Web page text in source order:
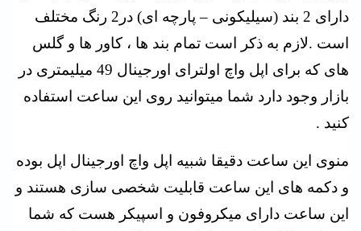
دارای 2 بند (سیلیکونی – پارچه ای) در2 رنگ مختلف
است .لازم به ذکر است تمام بند ها ، کاور ها و گلس
های که برای اپل واچ اولترای اورجینال 49 میلیمتری در
بازار وجود دارد شما میتوانید روی این ساعت استفاده
کنید .
منوی این ساعت دقیقا شبیه اپل واچ اورجینال اپل بوده
و دکمه های این ساعت قابلیت شخصی سازی هستند و
این ساعت دارای میکروفون و اسپیکر هست که شما